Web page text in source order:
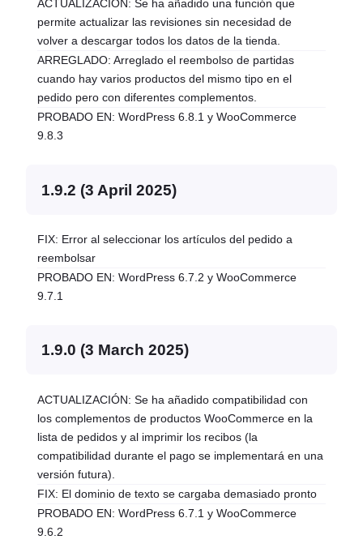
ACTUALIZACIÓN: Se ha añadido una función que
permite actualizar las revisiones sin necesidad de
volver a descargar todos los datos de la tienda.
ARREGLADO: Arreglado el reembolso de partidas
cuando hay varios productos del mismo tipo en el
pedido pero con diferentes complementos.
PROBADO EN: WordPress 6.8.1 y WooCommerce
9.8.3
1.9.2 (3 April 2025)
FIX: Error al seleccionar los artículos del pedido a
reembolsar
PROBADO EN: WordPress 6.7.2 y WooCommerce
9.7.1
1.9.0 (3 March 2025)
ACTUALIZACIÓN: Se ha añadido compatibilidad con
los complementos de productos WooCommerce en la
lista de pedidos y al imprimir los recibos (la
compatibilidad durante el pago se implementará en una
versión futura).
FIX: El dominio de texto se cargaba demasiado pronto
PROBADO EN: WordPress 6.7.1 y WooCommerce
9.6.2